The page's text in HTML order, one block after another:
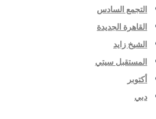
التجمع السادس
القاهرة الجديدة
الشيخ زايد
المستقبل سيتي
أكتوبر
دبي